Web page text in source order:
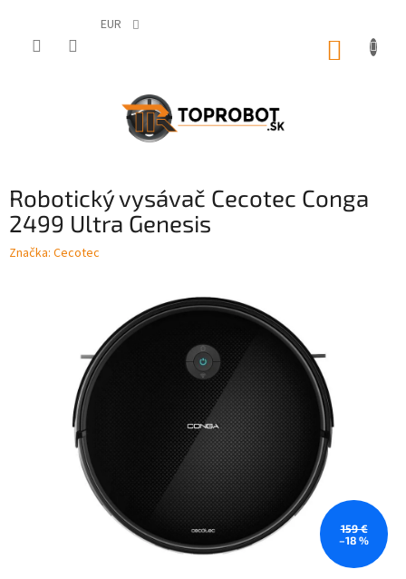
EUR
Robotický vysávač Cecotec Conga
2499 Ultra Genesis
Značka: Cecotec
159 €
–18 %